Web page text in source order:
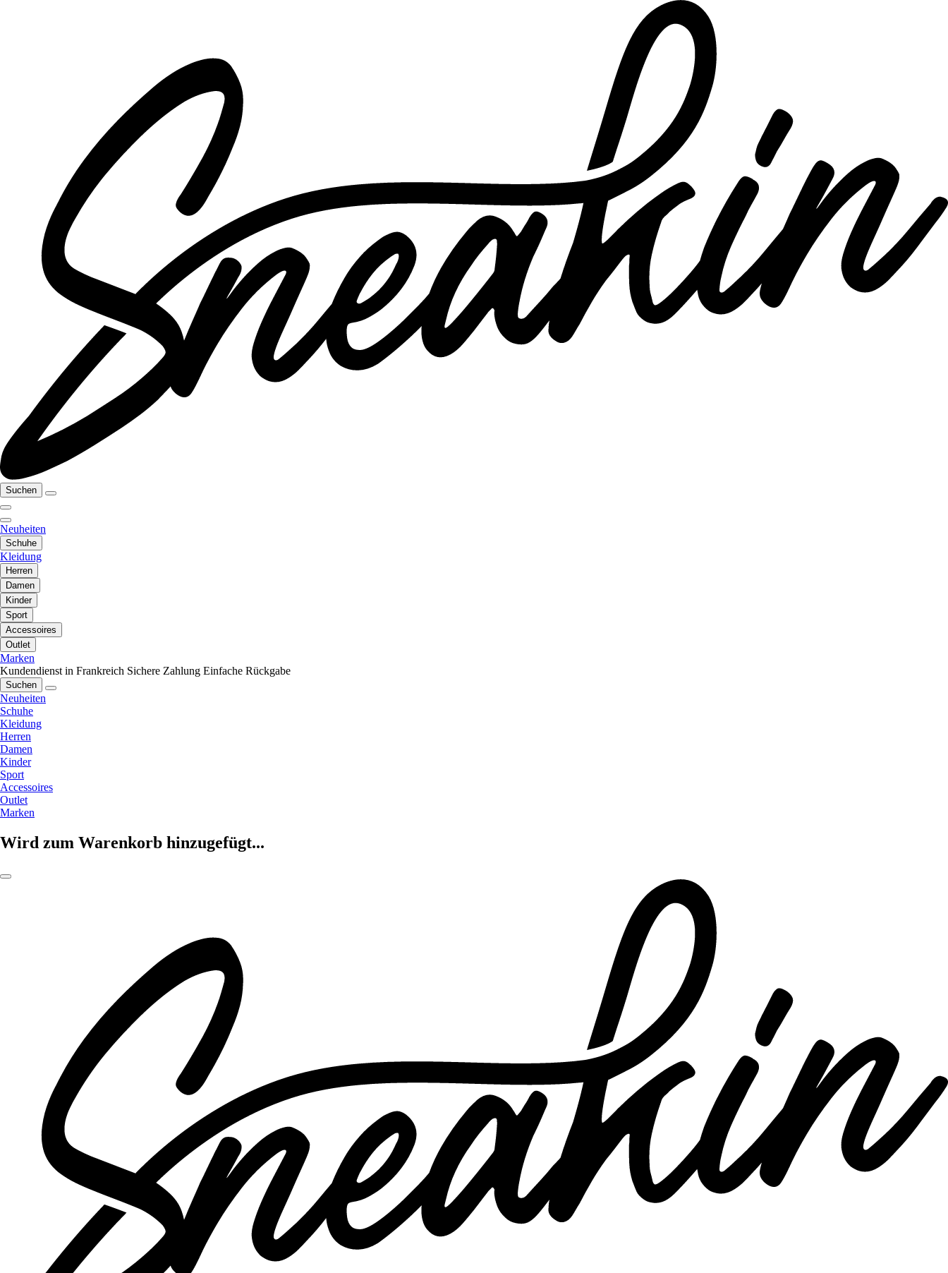
Suchen
Neuheiten
Schuhe
Kleidung
Herren
Damen
Kinder
Sport
Accessoires
Outlet
Marken
Kundendienst in Frankreich Sichere Zahlung Einfache Rückgabe
Suchen
Neuheiten
Schuhe
Kleidung
Herren
Damen
Kinder
Sport
Accessoires
Outlet
Marken
Wird zum Warenkorb hinzugefügt...